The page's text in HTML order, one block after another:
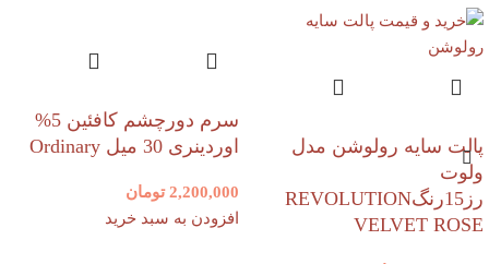
پالت سایه رولوشن مدل
ولوت
رز15رنگREVOLUTION
VELVET ROSE
سرم دورچشم کافئین 5%
اوردینری 30 میل Ordinary
2,200,000 تومان
افزودن به سبد خرید